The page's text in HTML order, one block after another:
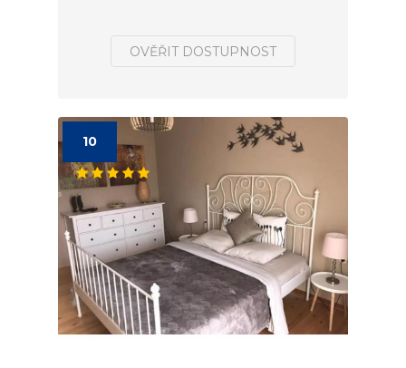
OVĚŘIT DOSTUPNOST
10